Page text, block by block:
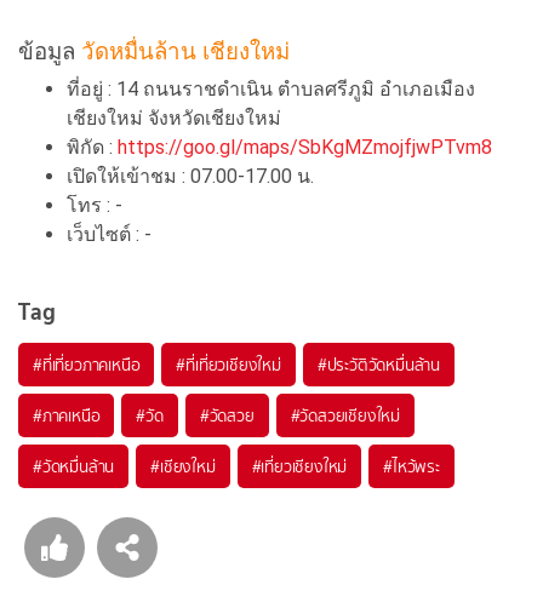
ข้อมูล วัดหมื่นล้าน เชียงใหม่
ที่อยู่ : 14 ถนนราชดำเนิน ตำบลศรีภูมิ อำเภอเมือง
เชียงใหม่ จังหวัดเชียงใหม่
พิกัด : https://goo.gl/maps/SbKgMZmojfjwPTvm8
เปิดให้เข้าชม : 07.00-17.00 น.
โทร : -
เว็บไซต์ : -
Tag
#ที่เที่ยวภาคเหนือ #ที่เที่ยวเชียงใหม่ #ประวัติวัดหมื่นล้าน
#ภาคเหนือ #วัด #วัดสวย #วัดสวยเชียงใหม่
#วัดหมื่นล้าน #เชียงใหม่ #เที่ยวเชียงใหม่ #ไหว้พระ